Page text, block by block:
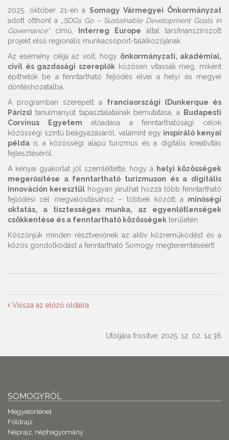
2025. október 21-én aSomogy Vármegyei Önkormányzat
adott otthont a „SDGs Go – Sustainable Development Goals in
Governance”című, Interreg Europe által társfinanszírozott
projekt első regionális munkacsoport-találkozójának.
Az esemény célja az volt, hogy önkormányzati, akadémiai,
civil és gazdasági szereplők közösen vitassák meg, miként
építhetők be a fenntartható fejlődés elvei a helyi és megyei
döntéshozatalba.
A programban szerepelt a franciaországi (Dunkerque és
Párizs) tanulmányút tapasztalatainak bemutatása, a
Budapesti
Corvinus Egyetem előadása a fenntarthatósági célok
közösségi szintű beágyazásáról, valamint egy inspiráló kenyai
példa is a közösségi alapú turizmus és a digitális kreativitás
fejlesztéséről.
A kenyai gyakorlat jól szemléltette, hogy a
helyi közösségek
megerősítése a fenntartható turizmuson és a digitális
innováción keresztül hogyan járulhat hozzá több fenntartható
fejlődési cél megvalósításához – többek között a minőségi
oktatás, a tisztességes munka, az egyenlőtlenségek
csökkentése és a fenntartható közösségek területén.
Köszönjük minden résztvevőnek az aktív közreműködést és a
közös gondolkodást a fenntartható Somogy megteremtéséért!
Vissza az előző oldalra
Utoljára frissítve: 2025. 12. 02. 14:36
SOMOGYRÓL
Megyetörténet
Földrajz
Néprajz, néphagyomány